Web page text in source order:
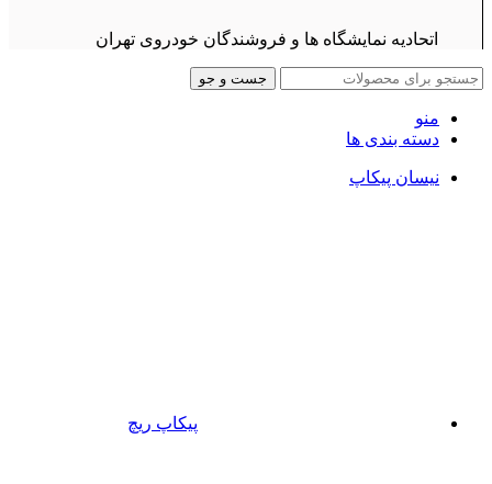
اتحادیه نمایشگاه ها و فروشندگان خودروی تهران
جست و جو
منو
دسته بندی ها
نیسان پیکاپ
پیکاپ ریچ